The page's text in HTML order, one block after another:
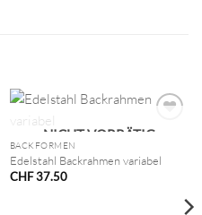
NICHT VORRÄTIG
BACKFORMEN
Edelstahl Backrahmen variabel
CHF37.50